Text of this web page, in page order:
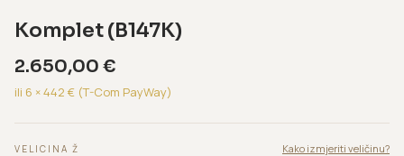
Komplet (B147K)
2.650,00 €
ili 6 ×442 € (T-Com PayWay)
VELICINA Ž Kako izmjeriti veličinu?